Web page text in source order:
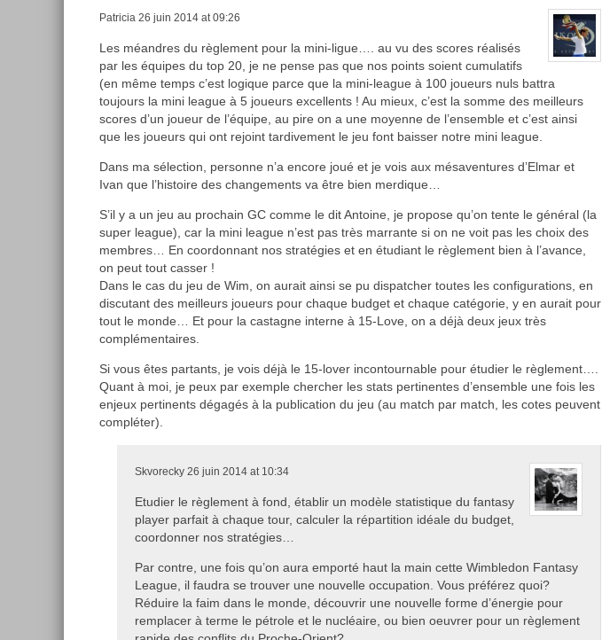
Patricia 26 juin 2014 at 09:26
Les méandres du règlement pour la mini-ligue…. au vu des scores réalisés
par les équipes du top 20, je ne pense pas que nos points soient cumulatifs
(en même temps c’est logique parce que la mini-league à 100 joueurs nuls battra
toujours la mini league à 5 joueurs excellents ! Au mieux, c’est la somme des meilleurs
scores d’un joueur de l’équipe, au pire on a une moyenne de l’ensemble et c’est ainsi
que les joueurs qui ont rejoint tardivement le jeu font baisser notre mini league.
Dans ma sélection, personne n’a encore joué et je vois aux mésaventures d’Elmar et
Ivan que l’histoire des changements va être bien merdique…
S’il y a un jeu au prochain GC comme le dit Antoine, je propose qu’on tente le général (la
super league), car la mini league n’est pas très marrante si on ne voit pas les choix des
membres… En coordonnant nos stratégies et en étudiant le règlement bien à l’avance,
on peut tout casser !
Dans le cas du jeu de Wim, on aurait ainsi se pu dispatcher toutes les configurations, en
discutant des meilleurs joueurs pour chaque budget et chaque catégorie, y en aurait pour
tout le monde… Et pour la castagne interne à 15-Love, on a déjà deux jeux très
complémentaires.
Si vous êtes partants, je vois déjà le 15-lover incontournable pour étudier le règlement….
Quant à moi, je peux par exemple chercher les stats pertinentes d’ensemble une fois les
enjeux pertinents dégagés à la publication du jeu (au match par match, les cotes peuvent
compléter).
Skvorecky 26 juin 2014 at 10:34
Etudier le règlement à fond, établir un modèle statistique du fantasy
player parfait à chaque tour, calculer la répartition idéale du budget,
coordonner nos stratégies…
Par contre, une fois qu’on aura emporté haut la main cette Wimbledon Fantasy
League, il faudra se trouver une nouvelle occupation. Vous préférez quoi?
Réduire la faim dans le monde, découvrir une nouvelle forme d’énergie pour
remplacer à terme le pétrole et le nucléaire, ou bien oeuvrer pour un règlement